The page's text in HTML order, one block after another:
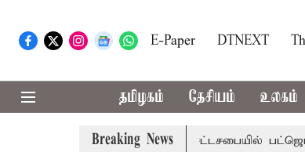
E-Paper DTNEXT
தமிழகம் தேசியம் உலகம்
Breaking News
தடுமாற்றமா? சட்டசபையில் பட்ஜெட் மீதான